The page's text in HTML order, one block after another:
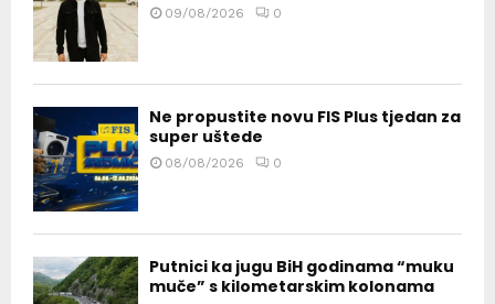
09/08/2026 0
Ne propustite novu FIS Plus tjedan za
super uštede
08/08/2026 0
Putnici ka jugu BiH godinama “muku
muče” s kilometarskim kolonama